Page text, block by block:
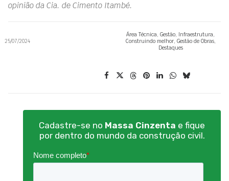
opinião da Cia. de Cimento Itambé.
25/07/2024
Área Técnica, Gestão, Infraestrutura,
Construindo melhor, Gestão de Obras,
Destaques
Cadastre-se no Massa Cinzenta e fique
por dentro do mundo da construção civil.